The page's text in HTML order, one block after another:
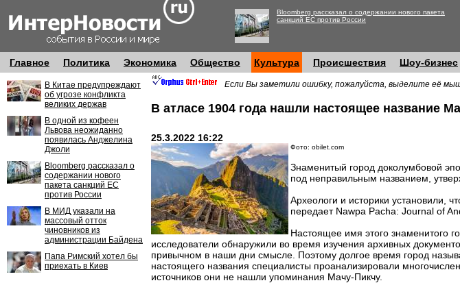
Bloomberg рассказал о содержании нового пакета
санкций ЕС против России
Главное Политика Экономика Общество Культура Происшествия Шоу-бизнес
В Китае предупреждают
об угрозе конфликта
великих держав
В одной из кофеен
Львова неожиданно
появилась Анджелина
Джоли
Bloomberg рассказал о
содержании нового
пакета санкций ЕС
против России
В МИД указали на
массовый отток
чиновников из
администрации Байдена
Папа Римский хотел бы
приехать в Киев
Если Вы заметили ошибку, пожалуйста, выделите её
В атласе 1904 года нашли настоящее название
25.3.2022 16:22
Фото: obilet.com
Знаменитый город доколумбовой
под неправильным названием,
Археологи и историки установили,
передает Nawpa Pacha: Journal of
Настоящее имя этого знаменитого
исследователи обнаружили во время изучения архивных
привычном в наши дни смысле. Поэтому долгое время город
настоящего названия специалисты проанализировали
источников они не нашли упоминания Мачу-Пикчу.